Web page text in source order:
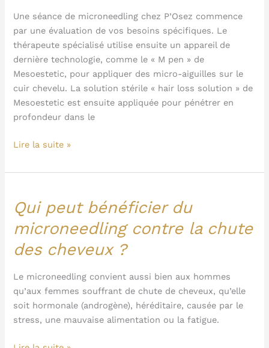
Une séance de microneedling chez P’Osez commence
par une évaluation de vos besoins spécifiques. Le
thérapeute spécialisé utilise ensuite un appareil de
dernière technologie, comme le « M pen » de
Mesoestetic, pour appliquer des micro-aiguilles sur le
cuir chevelu. La solution stérile « hair loss solution » de
Mesoestetic est ensuite appliquée pour pénétrer en
profondeur dans le
de
microneedling
chez
P’Osez
?
Lire la suite »
Qui peut bénéficier du
microneedling contre la chute
des cheveux ?
Le microneedling convient aussi bien aux hommes
qu’aux femmes souffrant de chute de cheveux, qu’elle
soit hormonale (androgène), héréditaire, causée par le
stress, une mauvaise alimentation ou la fatigue.
Qui
peut
bénéficier
du
contre
la
chute
des